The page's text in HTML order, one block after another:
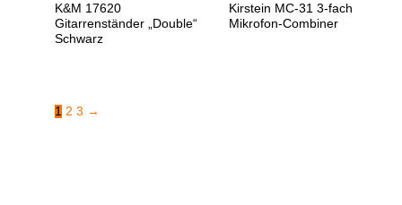
K&M 17620
Gitarrenständer „Double“
Schwarz
Kirstein MC-31 3-fach
Mikrofon-Combiner
1 2 3 →